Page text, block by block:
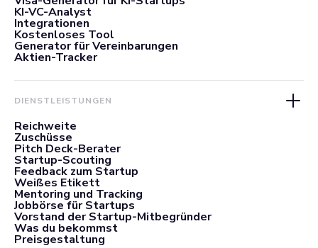
KI-VC-Analyst
Integrationen
Kostenloses Tool
Generator für Vereinbarungen
Aktien-Tracker
DIENSTLEISTUNGEN
Reichweite
Zuschüsse
Pitch Deck-Berater
Startup-Scouting
Feedback zum Startup
Weißes Etikett
Mentoring und Tracking
Jobbörse für Startups
Vorstand der Startup-Mitbegründer
Was du bekommst
Preisgestaltung